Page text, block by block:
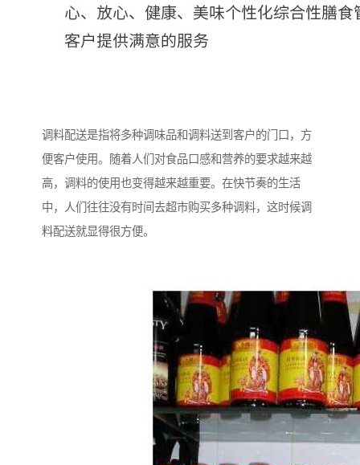
调料配送是指将多种调味品和调料送到客户的门口，方
便客户使用。随着人们对食品口感和营养的要求越来越
高，调料的使用也变得越来越重要。在快节奏的生活
中，人们往往没有时间去超市购买多种调料，这时候调
料配送就显得很方便。